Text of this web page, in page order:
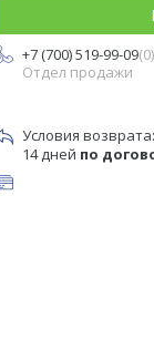
+7 (700) 519-99-09 0
Отдел продажи
14 дней по